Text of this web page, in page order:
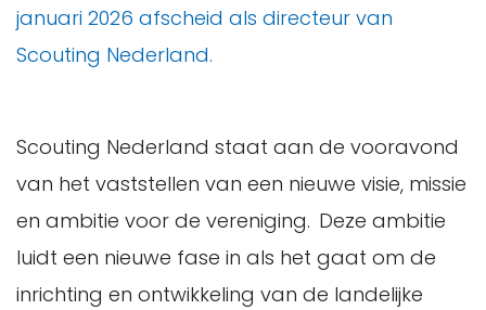
januari 2026 afscheid als directeur van
Scouting Nederland.
Scouting Nederland staat aan de vooravond
van het vaststellen van een nieuwe visie, missie
en ambitie voor de vereniging. Deze ambitie
luidt een nieuwe fase in als het gaat om de
inrichting en ontwikkeling van de landelijke